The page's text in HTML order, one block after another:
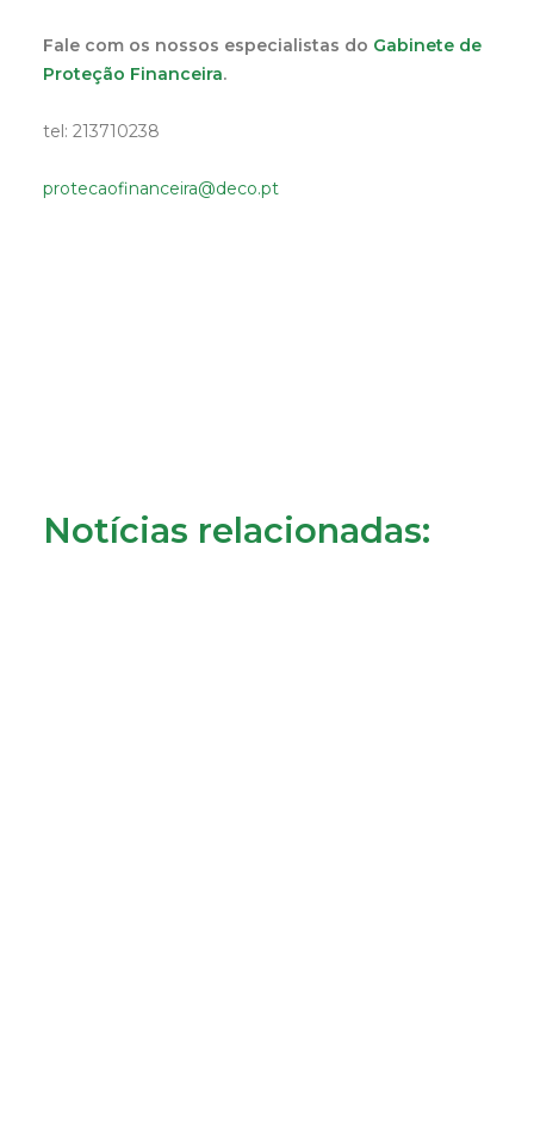
Fale com os nossos especialistas do Gabinete de
Proteção Financeira.
tel: 213710238
protecaofinanceira@deco.pt
Notícias relacionadas: